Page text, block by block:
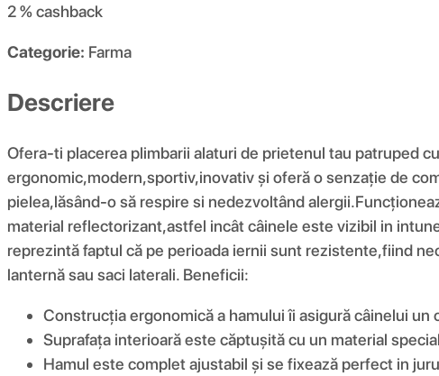
2 %cashback
Categorie: Farma
Descriere
Ofera-ti placerea plimbarii alaturi de prietenul tau patruped
ergonomic,modern,sportiv,inovativ și oferă o senzație de
pielea,lăsând-o să respire si nedezvoltând
material reflectorizant,astfel incât câinele este vizibil in
reprezintă faptul că pe perioada iernii sunt rezistente,fiind
lanternă sau saci laterali. Beneficii:
Construcția ergonomică a hamului îi asigură câinelui
Suprafața interioară este căptușită cu un material
Hamul este complet ajustabil și se fixează perfect in